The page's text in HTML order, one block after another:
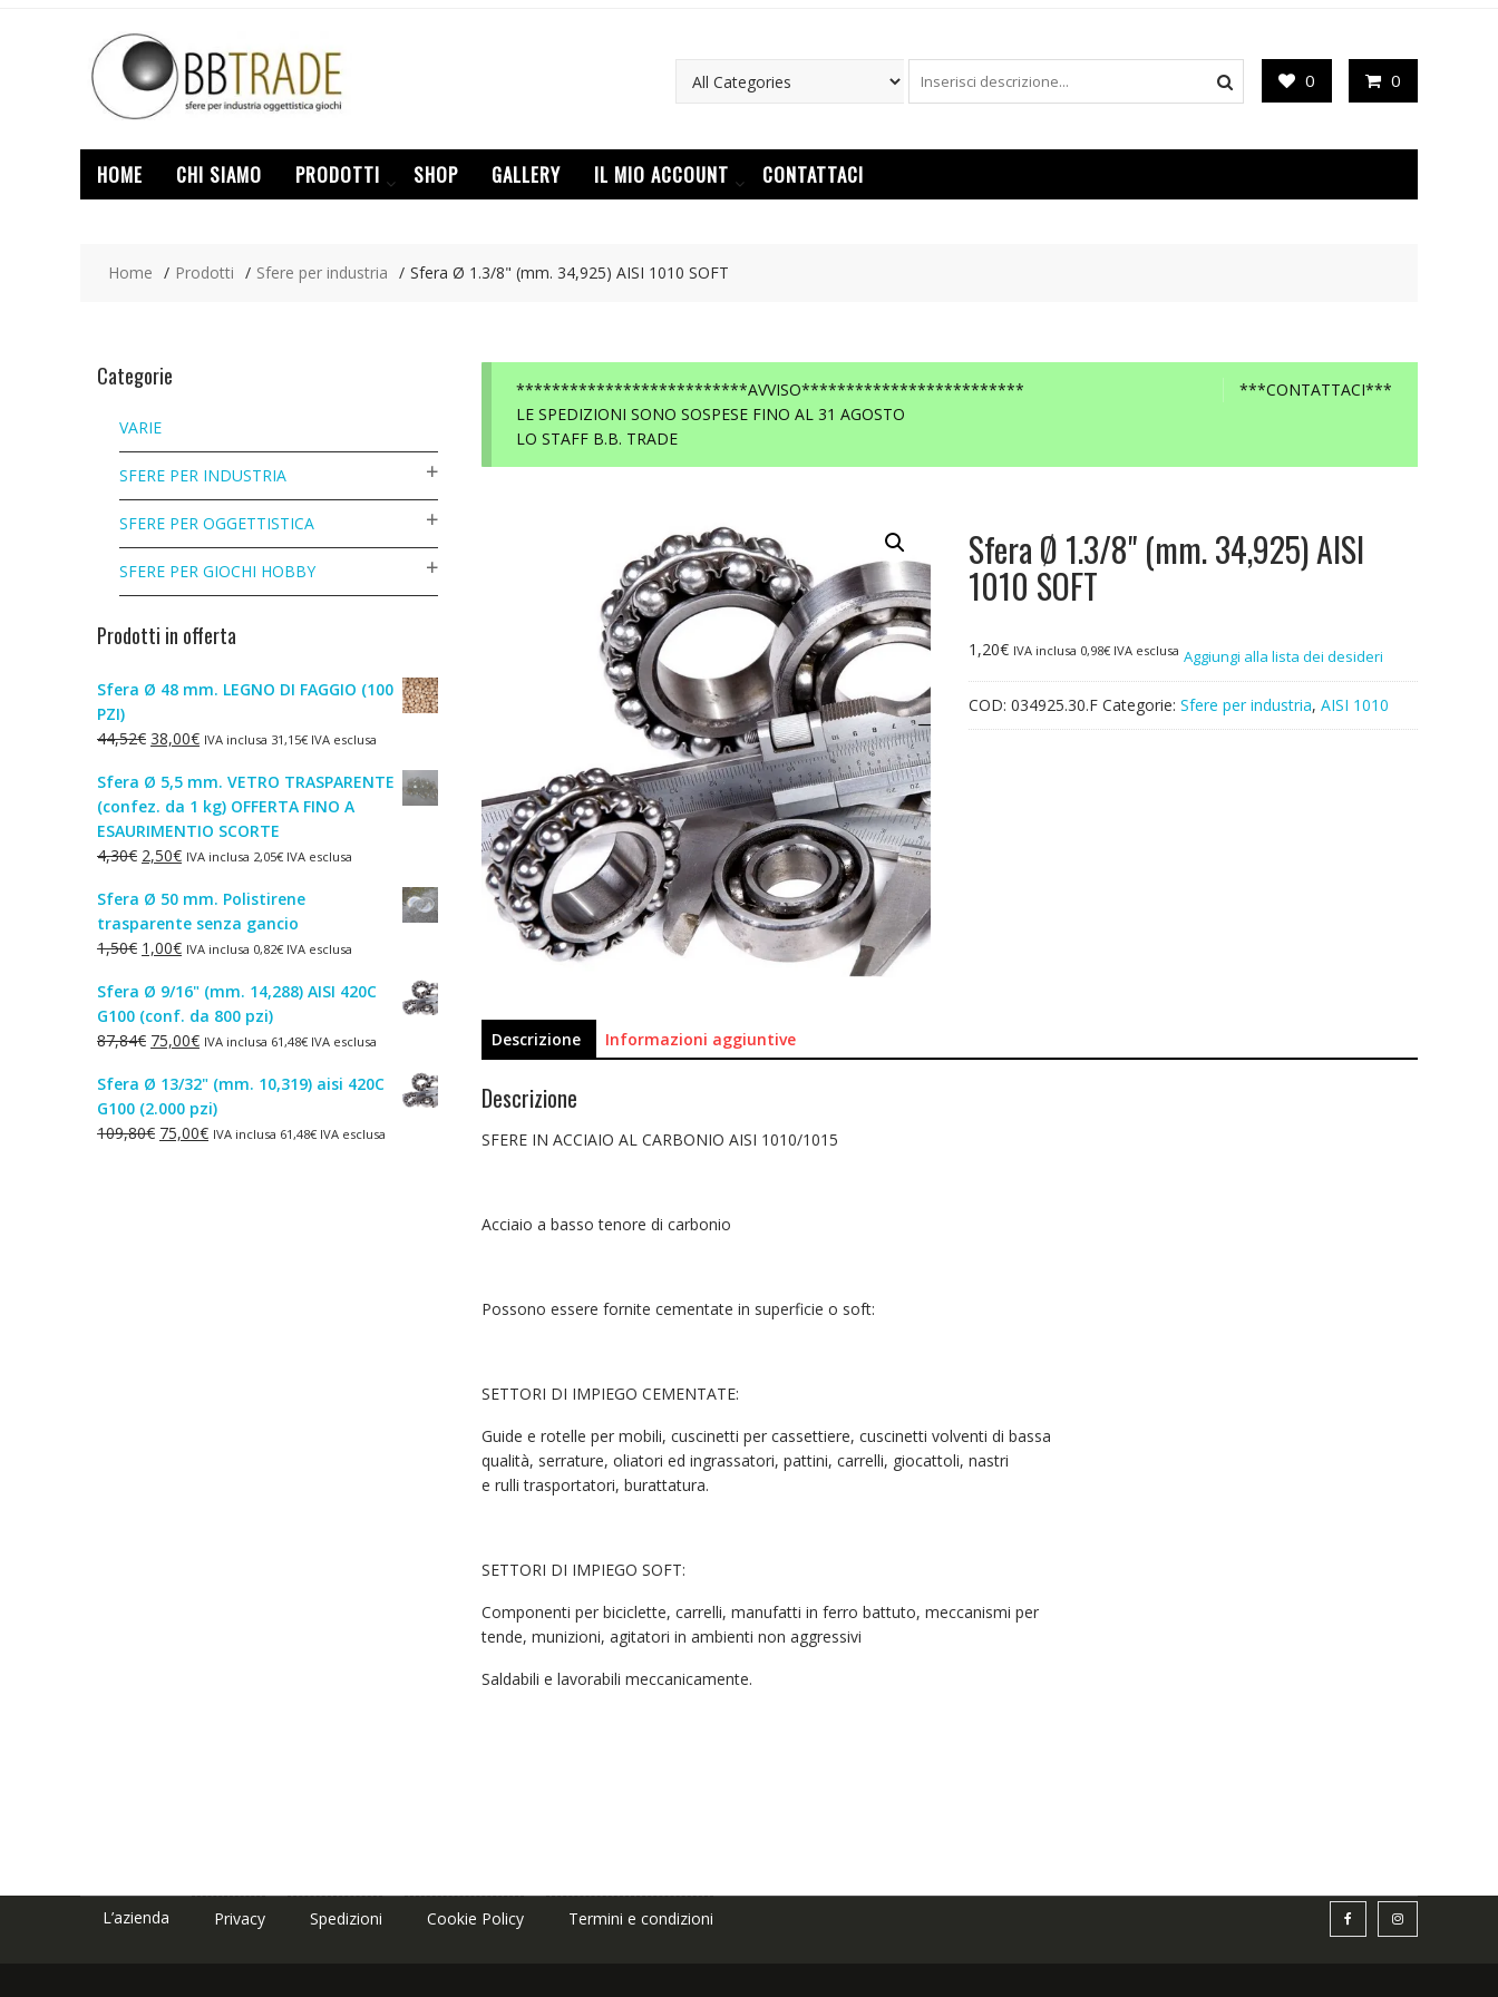
0 0
HOME CHI SIAMO PRODOTTI SHOP GALLERY IL MIO ACCOUNT CONTATTACI
Home Prodotti Sfere per industria Sfera Ø 1.3/8" (mm. 34,925) AISI 1010 SOFT
***CONTATTACI***
**************************AVVISO*************************
LE SPEDIZIONI SONO SOSPESE FINO AL 31 AGOSTO
LO STAFF B.B. TRADE
Sfera Ø 1.3/8" (mm. 34,925) AISI
1010 SOFT
1,20€ IVA inclusa 0,98€IVA esclusa Aggiungi alla lista dei desideri
COD: 034925.30.F Categorie: Sfere per industria, AISI 1010
Descrizione Informazioni aggiuntive
Descrizione
SFERE IN ACCIAIO AL CARBONIO AISI 1010/1015
Acciaio a basso tenore di carbonio
Possono essere fornite cementate in superficie o soft:
SETTORI DI IMPIEGO CEMENTATE:
Guide e rotelle per mobili, cuscinetti per cassettiere, cuscinetti volventi di bassa
qualità, serrature, oliatori ed ingrassatori, pattini, carrelli, giocattoli, nastri
e rulli trasportatori, burattatura.
SETTORI DI IMPIEGO SOFT:
Componenti per biciclette, carrelli, manufatti in ferro battuto, meccanismi per
tende, munizioni, agitatori in ambienti non aggressivi
Saldabili e lavorabili meccanicamente.
Categorie
VARIE
SFERE PER INDUSTRIA
SFERE PER OGGETTISTICA
SFERE PER GIOCHI HOBBY
Prodotti in offerta
Sfera Ø 48 mm. LEGNO DI FAGGIO (100
PZI)
44,52€ Il
originale
era:
44,52€.
38,00€Il
attuale
è:
38,00€.
IVA inclusa 31,15€ IVA esclusa
Sfera Ø 5,5 mm. VETRO TRASPARENTE
(confez. da 1 kg) OFFERTA FINO A
ESAURIMENTIO SCORTE
4,30€ Il
originale
era:
4,30€.
2,50€Il
attuale
è:
2,50€.
IVA inclusa 2,05€ IVA esclusa
Sfera Ø 50 mm. Polistirene
trasparente senza gancio
1,50€ Il
originale
era:
1,50€.
1,00€Il
attuale
è:
1,00€.
IVA inclusa 0,82€ IVA esclusa
Sfera Ø 9/16" (mm. 14,288) AISI 420C
G100 (conf. da 800 pzi)
87,84€ Il
originale
era:
87,84€.
75,00€Il
attuale
è:
75,00€.
IVA inclusa 61,48€ IVA esclusa
Sfera Ø 13/32" (mm. 10,319) aisi 420C
G100 (2.000 pzi)
109,80€ Il
75,00€IlIVA inclusa 61,48€ IVA esclusa
L’azienda Privacy Spedizioni Cookie Policy Termini e condizioni